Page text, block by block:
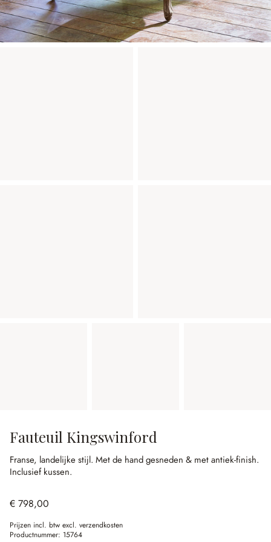
Fauteuil Kingswinford
Franse, landelijke stijl. Met de hand gesneden & met antiek-finish.
Inclusief kussen.
€ 798,00
Prijzen incl. btw excl. verzendkosten
Productnummer: 15764